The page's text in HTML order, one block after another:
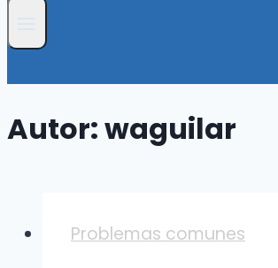
Autor: waguilar
Problemas comunes